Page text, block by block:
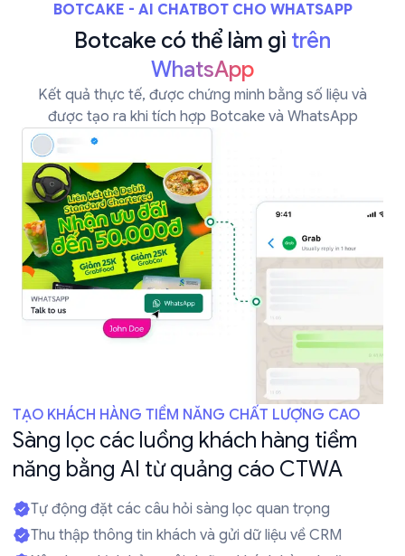
BOTCAKE - AI CHATBOT CHO WHATSAPP
Botcake có thể làm gì trên
WhatsApp
Kết quả thực tế, được chứng minh bằng số liệu và
được tạo ra khi tích hợp Botcake và WhatsApp
TẠO KHÁCH HÀNG TIỀM NĂNG CHẤT LƯỢNG CAO
Sàng lọc các luồng khách hàng tiềm
năng bằng AI từ quảng cáo CTWA
Tự động đặt các câu hỏi sàng lọc quan trọng
Thu thập thông tin khách và gửi dữ liệu về CRM